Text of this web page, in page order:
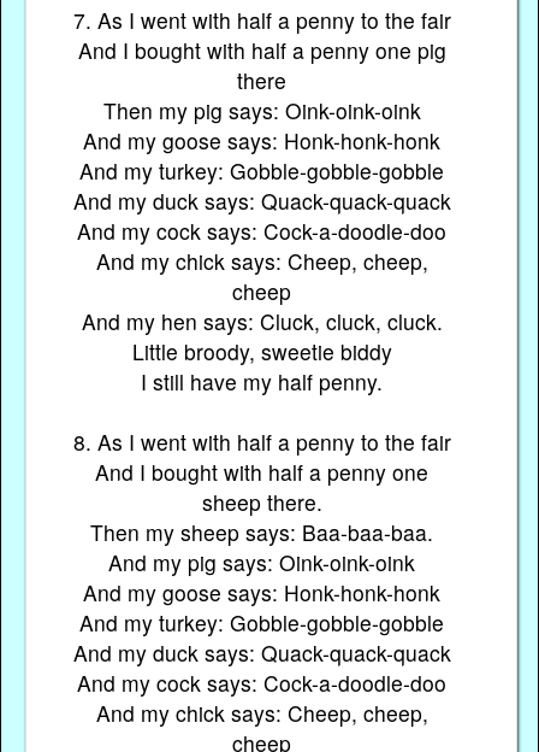
7. As I went with half a penny to the fair
And I bought with half a penny one pig
there
Then my pig says: Oink-oink-oink
And my goose says: Honk-honk-honk
And my turkey: Gobble-gobble-gobble
And my duck says: Quack-quack-quack
And my cock says: Cock-a-doodle-doo
And my chick says: Cheep, cheep,
cheep
And my hen says: Cluck, cluck, cluck.
Little broody, sweetie biddy
I still have my half penny.
8. As I went with half a penny to the fair
And I bought with half a penny one
sheep there.
Then my sheep says: Baa-baa-baa.
And my pig says: Oink-oink-oink
And my goose says: Honk-honk-honk
And my turkey: Gobble-gobble-gobble
And my duck says: Quack-quack-quack
And my cock says: Cock-a-doodle-doo
And my chick says: Cheep, cheep,
cheep